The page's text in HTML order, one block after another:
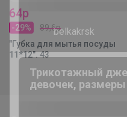
64р
-29%
89,6р
"Губка для мытья посуды
11*12". 43
РомашкаХ
ErichKrause.